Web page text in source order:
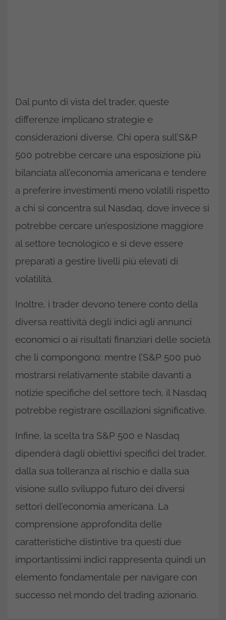
Dal punto di vista del trader, queste
differenze implicano strategie e
considerazioni diverse. Chi opera sull’S&P
500 potrebbe cercare una esposizione più
bilanciata all’economia americana e tendere
a preferire investimenti meno volatili rispetto
a chi si concentra sul Nasdaq, dove invece si
potrebbe cercare un’esposizione maggiore
al settore tecnologico e si deve essere
preparati a gestire livelli più elevati di
volatilità.
Inoltre, i trader devono tenere conto della
diversa reattività degli indici agli annunci
economici o ai risultati finanziari delle società
che li compongono: mentre l’S&P 500 può
mostrarsi relativamente stabile davanti a
notizie specifiche del settore tech, il Nasdaq
potrebbe registrare oscillazioni significative.
Infine, la scelta tra S&P 500 e Nasdaq
dipenderà dagli obiettivi specifici del trader,
dalla sua tolleranza al rischio e dalla sua
visione sullo sviluppo futuro dei diversi
settori dell’economia americana. La
comprensione approfondita delle
caratteristiche distintive tra questi due
importantissimi indici rappresenta quindi un
elemento fondamentale per navigare con
successo nel mondo del trading azionario.